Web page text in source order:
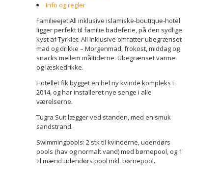
Info og regler
Familieejet All inklusive islamiske-boutique-hotel
ligger perfekt til familie badeferie, på den sydlige
kyst af Tyrkiet. All Inklusive omfatter ubegrænset
mad og drikke – Morgenmad, frokost, middag og
snacks mellem måltiderne. Ubegrænset varme
og læskedrikke.
Hotellet fik bygget en hel ny kvinde kompleks i
2014, og har installeret nye senge i alle
værelserne.
Tugra Suit lægger ved standen, med en smuk
sandstrand.
Swimmingpools: 2 stk til kvinderne, udendørs
pools (hav og normalt vand) med børnepool, og 1
til mænd udendørs pool inkl. børnepool.